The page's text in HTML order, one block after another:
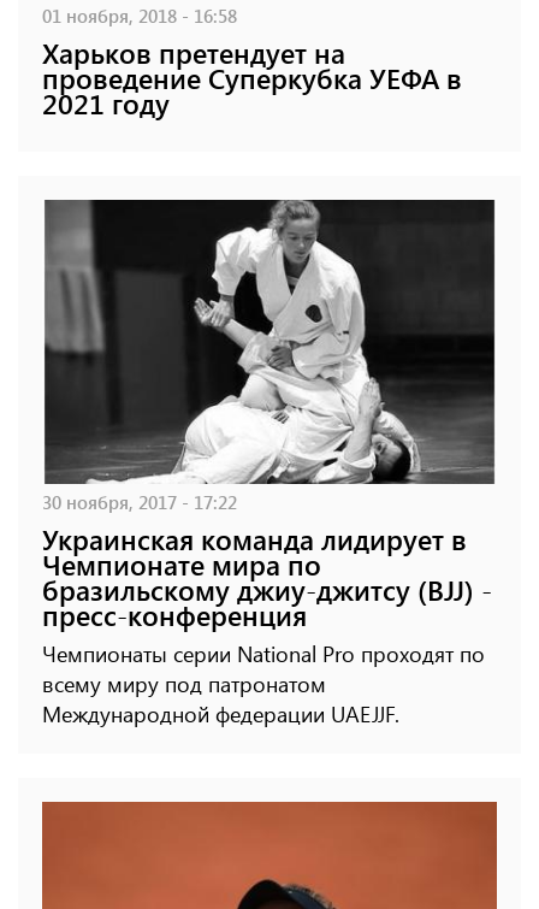
01 ноября, 2018 - 16:58
Харьков претендует на
проведение Суперкубка УЕФА в
2021 году
30 ноября, 2017 - 17:22
Украинская команда лидирует в
Чемпионате мира по
бразильскому джиу-джитсу (BJJ) -
пресс-конференция
Чемпионаты серии National Pro проходят по
всему миру под патронатом
Международной федерации UAEJJF.